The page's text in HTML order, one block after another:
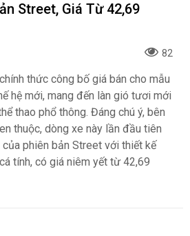
Street, Giá Từ 42,69
82
thức công bố giá bán cho mẫu
hệ mới, mang đến làn gió tươi mới
thao phổ thông. Đáng chú ý, bên
thuộc, dòng xe này lần đầu tiên
phiên bản Street với thiết kế
tính, có giá niêm yết từ 42,69